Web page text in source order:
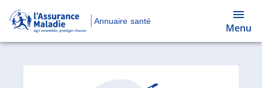
Annuaire santé
Menu